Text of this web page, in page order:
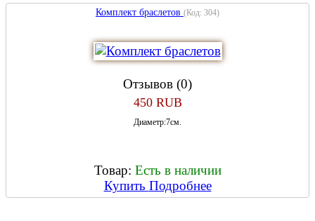
Комплект браслетов (Код: 304)
Отзывов (0)
450 RUB
Диаметр:7см.
Товар: Есть в наличии
Купить Подробнее